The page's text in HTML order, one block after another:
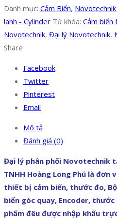
Danh mục: Cảm Biến,
lanh - Cylinder Từ khóa: Cảm biến
Novotechnik, Đại lý Novotechnik,
Share
Facebook
Twitter
Pinterest
Email
Mô tả
Đánh giá (0)
Đại lý phân phối Novotechnik
TNHH Hoàng Long Phú là đơn
thiết bị cảm biến, thước đo,
biến góc quay, Encoder,
phẩm đêu được nhập khẩu